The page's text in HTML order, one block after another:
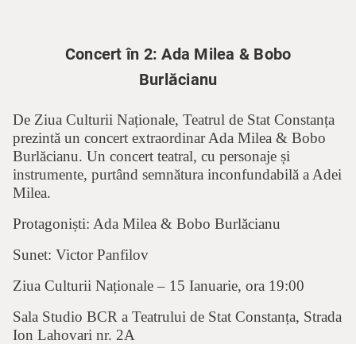
Concert în 2: Ada Milea & Bobo
Burlăcianu
De Ziua Culturii Naționale, Teatrul de Stat Constanța
prezintă un concert extraordinar Ada Milea & Bobo
Burlăcianu. Un concert teatral, cu personaje și
instrumente, purtând semnătura inconfundabilă a Adei
Milea.
Protagoniști: Ada Milea & Bobo Burlăcianu
Sunet: Victor Panfilov
Ziua Culturii Naționale – 15 Ianuarie, ora 19:00
Sala Studio BCR a Teatrului de Stat Constanța, Strada
Ion Lahovari nr. 2A